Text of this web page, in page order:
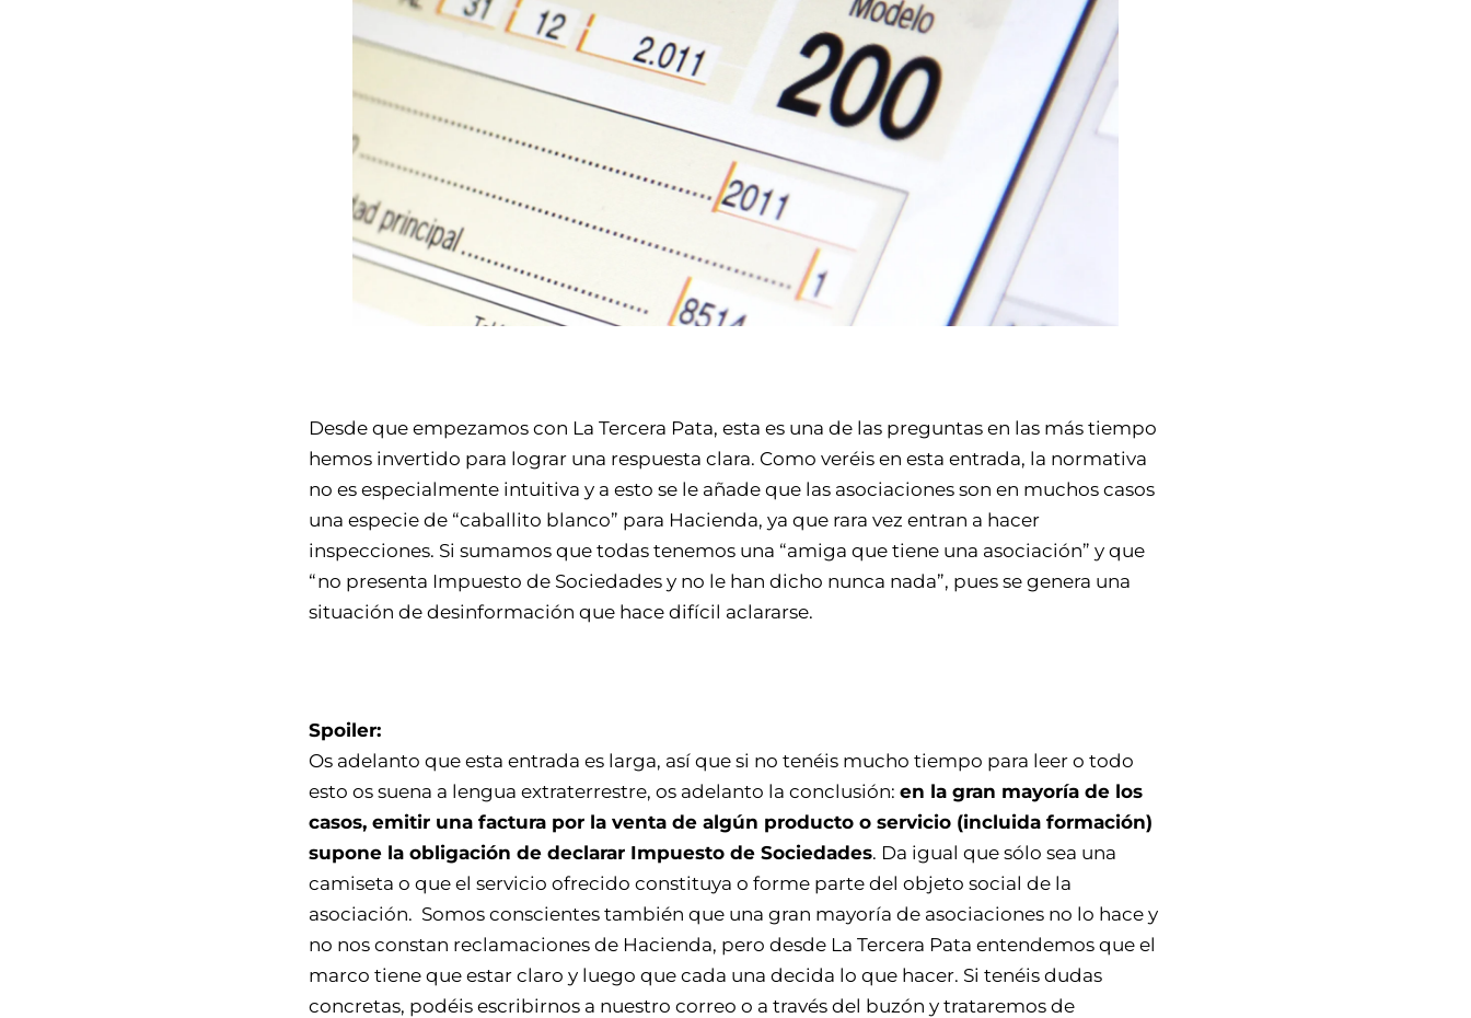
Desde que empezamos con La Tercera Pata, esta es una de las preguntas en las más tiempo
hemos invertido para lograr una respuesta clara. Como veréis en esta entrada, la normativa
no es especialmente intuitiva y a esto se le añade que las asociaciones son en muchos casos
una especie de “caballito blanco” para Hacienda, ya que rara vez entran a hacer
inspecciones. Si sumamos que todas tenemos una “amiga que tiene una asociación” y que
“no presenta Impuesto de Sociedades y no le han dicho nunca nada”, pues se genera una
situación de desinformación que hace difícil aclararse.
Spoiler:
Os adelanto que esta entrada es larga, así que si no tenéis mucho tiempo para leer o todo
esto os suena a lengua extraterrestre, os adelanto la conclusión: en la gran mayoría de los
casos, emitir una factura por la venta de algún producto o servicio (incluida formación)
supone la obligación de declarar Impuesto de Sociedades. Da igual que sólo sea una
camiseta o que el servicio ofrecido constituya o forme parte del objeto social de la
asociación. Somos conscientes también que una gran mayoría de asociaciones no lo hace y
no nos constan reclamaciones de Hacienda, pero desde La Tercera Pata entendemos que el
marco tiene que estar claro y luego que cada una decida lo que hacer. Si tenéis dudas
concretas, podéis escribirnos a nuestro correo o a través del buzón y trataremos de